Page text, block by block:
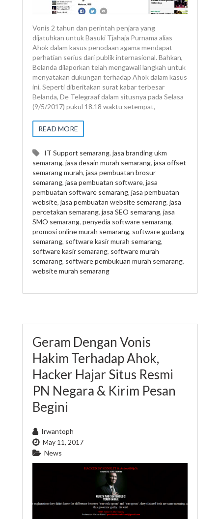
Vonis 2 tahun dan perintah penjara yang
dijatuhkan untuk Basuki Tjahaja Purnama alias
Ahok dalam kasus penodaan agama mendapat
perhatian serius dari publik internasional. Bahkan,
Belanda dilaporkan telah mengawali langkah untuk
menyatakan dukungan terhadap Ahok dalam kasus
ini. Seperti diberitakan surat kabar terbesar
Belanda, De Telegraaf dalam situsnya pada Selasa
(9/5/2017) pukul 18.18 waktu setempat,
READ MORE
IT Support semarang, jasa branding ukm
semarang, jasa desain murah semarang, jasa offset
semarang murah, jasa pembuatan brosur
semarang, jasa pembuatan software, jasa
pembuatan software semarang, jasa pembuatan
website, jasa pembuatan website semarang, jasa
percetakan semarang, jasa SEO semarang, jasa
SMO semarang, penyedia software semarang,
promosi online murah semarang, software gudang
semarang, software kasir murah semarang,
software kasir semarang, software murah
semarang, software pembukuan murah semarang,
website murah semarang
Geram Dengan Vonis
Hakim Terhadap Ahok,
Hacker Hajar Situs Resmi
PN Negara & Kirim Pesan
Begini
Irwantoph
May 11, 2017
News